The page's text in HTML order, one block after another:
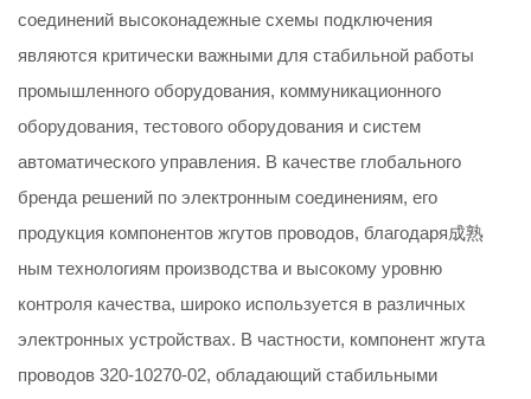
соединений высоконадежные схемы подключения
являются критически важными для стабильной работы
промышленного оборудования, коммуникационного
оборудования, тестового оборудования и систем
автоматического управления. В качестве глобального
бренда решений по электронным соединениям, его
продукция компонентов жгутов проводов, благодаря成熟
ным технологиям производства и высокому уровню
контроля качества, широко используется в различных
электронных устройствах. В частности, компонент жгута
проводов 320-10270-02, обладающий стабильными